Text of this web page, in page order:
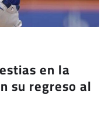
en la
su regreso al